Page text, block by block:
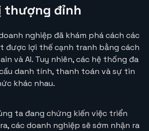
thượng đỉnh
nghiệp đã khám phá cách các
được lợi thế cạnh tranh bằng cách
và AI. Tuy nhiên, các hệ thống đa
danh tính, thanh toán và sự tin
khác nhau.
ta đang chứng kiến ​​việc triển
các doanh nghiệp sẽ sớm nhận ra